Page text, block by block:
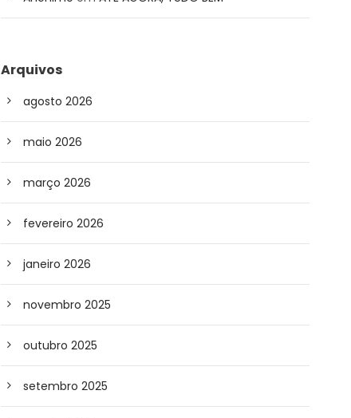
Arquivos
agosto 2026
maio 2026
março 2026
fevereiro 2026
janeiro 2026
novembro 2025
outubro 2025
setembro 2025